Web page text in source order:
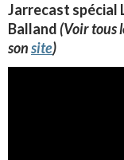
Jarrecast spécial
Balland(Voir tous
sonsite)